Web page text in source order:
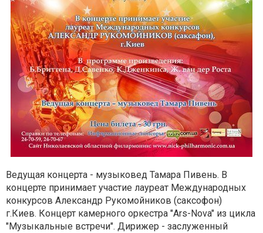
Ведущая концерта - музыковед Тамара Пивень. В
концерте принимает участие лауреат Международных
конкурсов Александр Рукомойников (саксофон)
г.Киев. Концерт камерного оркестра "Ars-Nova" из цикла
"Музыкальные встречи". Дирижер - заслуженный